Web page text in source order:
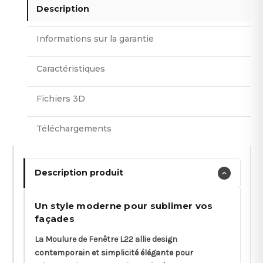
Description
Informations sur la garantie
Caractéristiques
Fichiers 3D
Téléchargements
Description produit
Un style moderne pour sublimer vos
façades
La Moulure de Fenêtre L22 allie design
contemporain et simplicité élégante pour